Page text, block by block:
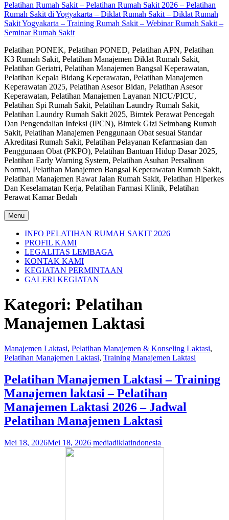
Pelatihan Rumah Sakit – Pelatihan Rumah Sakit 2026 – Pelatihan
Rumah Sakit di Yogyakarta – Diklat Rumah Sakit – Diklat Rumah
Sakit Yogyakarta – Training Rumah Sakit – Webinar Rumah Sakit –
Seminar Rumah Sakit
Pelatihan PONEK, Pelatihan PONED, Pelatihan APN, Pelatihan
K3 Rumah Sakit, Pelatihan Manajemen Diklat Rumah Sakit,
Pelatihan Geriatri, Pelatihan Manajemen Bangsal Keperawatan,
Pelatihan Kepala Bidang Keperawatan, Pelatihan Manajemen
Keperawatan 2025, Pelatihan Asesor Bidan, Pelatihan Asesor
Keperawatan, Pelatihan Manajemen Layanan NICU/PICU,
Pelatihan Spi Rumah Sakit, Pelatihan Laundry Rumah Sakit,
Pelatihan Laundry Rumah Sakit 2025, Bimtek Perawat Pencegah
Dan Pengendalian Infeksi (IPCN), Bimtek Gizi Seimbang Rumah
Sakit, Pelatihan Manajemen Penggunaan Obat sesuai Standar
Akreditasi Rumah Sakit, Pelatihan Pelayanan Kefarmasian dan
Penggunaan Obat (PKPO), Pelatihan Bantuan Hidup Dasar 2025,
Pelatihan Early Warning System, Pelatihan Asuhan Persalinan
Normal, Pelatihan Manajemen Bangsal Keperawatan Rumah Sakit,
Pelatihan Manajemen Rawat Jalan Rumah Sakit, Pelatihan Hiperkes
Dan Keselamatan Kerja, Pelatihan Farmasi Klinik, Pelatihan
Perawat Kamar Bedah
Menu
INFO PELATIHAN RUMAH SAKIT 2026
PROFIL KAMI
LEGALITAS LEMBAGA
KONTAK KAMI
KEGIATAN PERMINTAAN
GALERI KEGIATAN
Kategori: Pelatihan
Manajemen Laktasi
Manajemen Laktasi, Pelatihan Manajemen & Konseling Laktasi,
Pelatihan Manajemen Laktasi, Training Manajemen Laktasi
Pelatihan Manajemen Laktasi – Training
Manajemen laktasi – Pelatihan
Manajemen Laktasi 2026 – Jadwal
Pelatihan Manajemen Laktasi
Mei 18, 2026Mei 18, 2026 mediadiklatindonesia